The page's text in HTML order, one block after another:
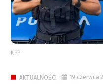
KPP
AKTUALNOŚCI 19 czerwca